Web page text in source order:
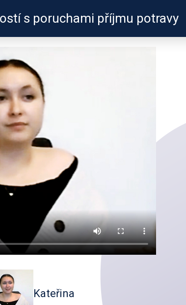
ZKUŠENOSTI PROFILY ÚČASTNÍKŮ
s poruchami příjmu potravy
Kateřina